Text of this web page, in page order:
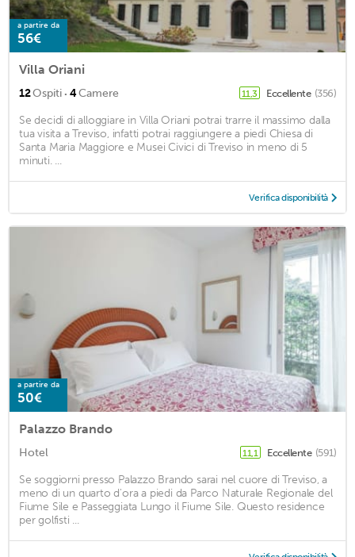
a partire da
56€
Villa Oriani
12Ospiti · 4Camere 11,3 Eccellente (356)
Se decidi di alloggiare in Villa Oriani potrai trarre il massimo dalla
tua visita a Treviso, infatti potrai raggiungere a piedi Chiesa di
Santa Maria Maggiore e Musei Civici di Treviso in meno di 5
minuti. ...
Verifica disponibilità
a partire da
50€
Palazzo Brando
Hotel 11,1 Eccellente (591)
Se soggiorni presso Palazzo Brando sarai nel cuore di Treviso, a
meno di un quarto d'ora a piedi da Parco Naturale Regionale del
Fiume Sile e Passeggiata Lungo il Fiume Sile. Questo residence
per golfisti ...